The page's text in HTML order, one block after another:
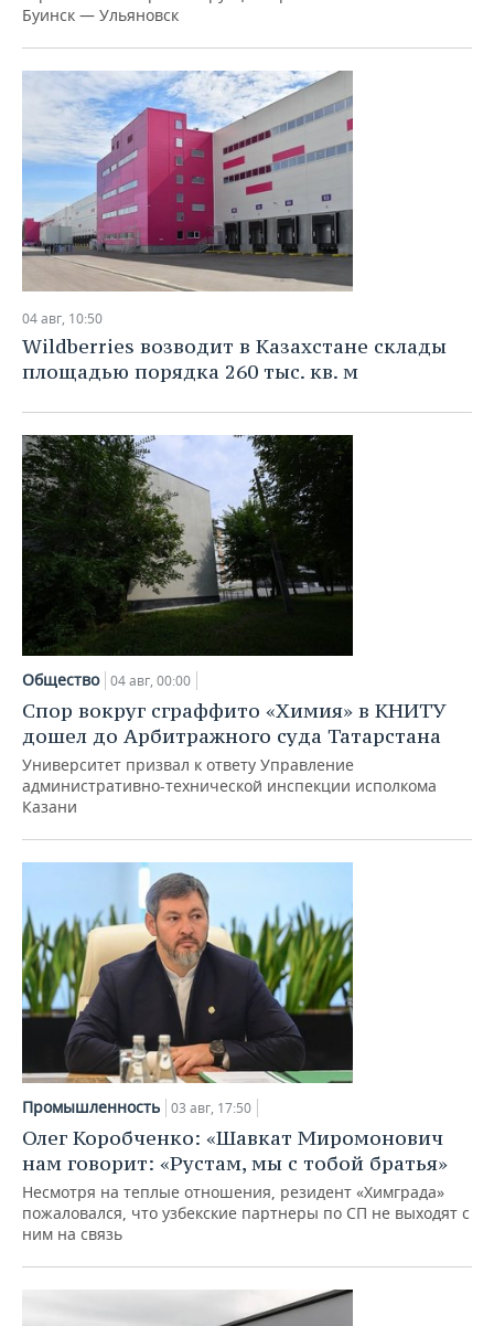
Буинск — Ульяновск
04 авг, 10:50
Wildberries возводит в Казахстане склады
площадью порядка 260 тыс. кв. м
Общество 04 авг, 00:00
Спор вокруг сграффито «Химия» в КНИТУ
дошел до Арбитражного суда Татарстана
Университет призвал к ответу Управление
административно-технической инспекции исполкома
Казани
Промышленность 03 авг, 17:50
Олег Коробченко: «Шавкат Миромонович
нам говорит: «Рустам, мы с тобой братья»
Несмотря на теплые отношения, резидент «Химграда»
пожаловался, что узбекские партнеры по СП не выходят с
ним на связь